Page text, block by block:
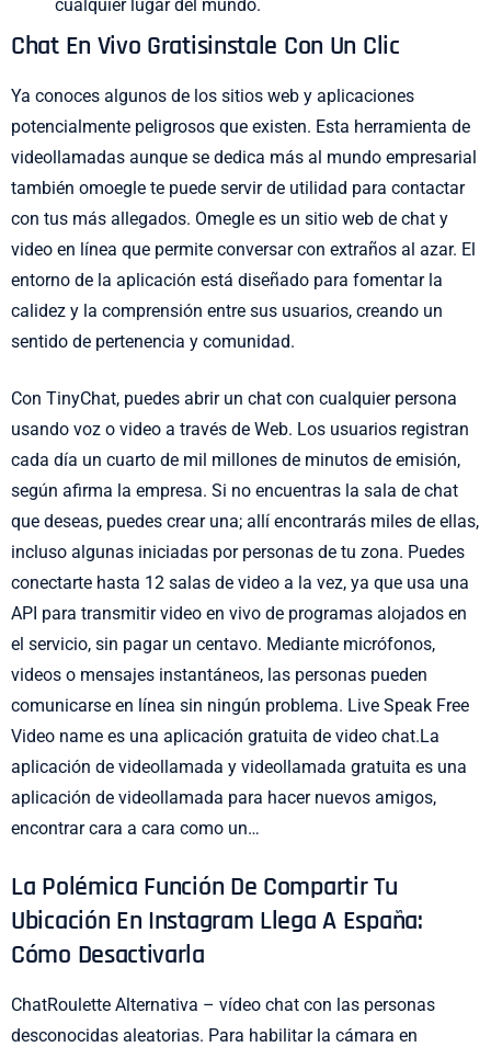
cualquier lugar del mundo.
Chat En Vivo Gratisinstale Con Un Clic
Ya conoces algunos de los sitios web y aplicaciones
potencialmente peligrosos que existen. Esta herramienta de
videollamadas aunque se dedica más al mundo empresarial
también omoegle te puede servir de utilidad para contactar
con tus más allegados. Omegle es un sitio web de chat y
video en línea que permite conversar con extraños al azar. El
entorno de la aplicación está diseñado para fomentar la
calidez y la comprensión entre sus usuarios, creando un
sentido de pertenencia y comunidad.
Con TinyChat, puedes abrir un chat con cualquier persona
usando voz o video a través de Web. Los usuarios registran
cada día un cuarto de mil millones de minutos de emisión,
según afirma la empresa. Si no encuentras la sala de chat
que deseas, puedes crear una; allí encontrarás miles de ellas,
incluso algunas iniciadas por personas de tu zona. Puedes
conectarte hasta 12 salas de video a la vez, ya que usa una
API para transmitir video en vivo de programas alojados en
el servicio, sin pagar un centavo. Mediante micrófonos,
videos o mensajes instantáneos, las personas pueden
comunicarse en línea sin ningún problema. Live Speak Free
Video name es una aplicación gratuita de video chat.La
aplicación de videollamada y videollamada gratuita es una
aplicación de videollamada para hacer nuevos amigos,
encontrar cara a cara como un…
La Polémica Función De Compartir Tu
Ubicación En Instagram Llega A España:
Cómo Desactivarla
ChatRoulette Alternativa – vídeo chat con las personas
desconocidas aleatorias. Para habilitar la cámara en